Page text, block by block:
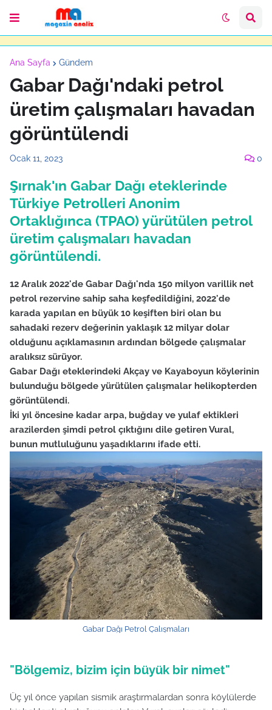
Ana Sayfa Gündem
Gabar Dağı'ndaki petrol
üretim çalışmaları havadan
görüntülendi
Ocak 11, 2023 0
Şırnak'ın Gabar Dağı eteklerinde
Türkiye Petrolleri Anonim
Ortaklığınca (TPAO) yürütülen petrol
üretim çalışmaları havadan
görüntülendi.
12 Aralık 2022'de Gabar Dağı'nda 150 milyon varillik net
petrol rezervine sahip saha keşfedildiğini, 2022'de
karada yapılan en büyük 10 keşiften biri olan bu
sahadaki rezerv değerinin yaklaşık 12 milyar dolar
olduğunu açıklamasının ardından bölgede çalışmalar
aralıksız sürüyor.
Gabar Dağı eteklerindeki Akçay ve Kayaboyun köylerinin
bulunduğu bölgede yürütülen çalışmalar helikopterden
görüntülendi.
İki yıl öncesine kadar arpa, buğday ve yulaf ektikleri
arazilerden şimdi petrol çıktığını dile getiren Vural,
bunun mutluluğunu yaşadıklarını ifade etti.
Gabar Dağı Petrol Çalışmaları
"Bölgemiz, bizim için büyük bir nimet"
Üç yıl önce yapılan sismik araştırmalardan sonra köylülerde